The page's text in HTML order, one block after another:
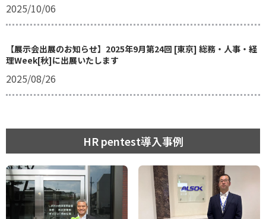
2025/10/06
【展示会出展のお知らせ】2025年9月第24回 [東京] 総務・人事・経
理Week[秋]に出展いたします
2025/08/26
HR pentest導入事例